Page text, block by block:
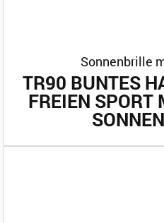
Sonnenbrille
TR90 BUNTES
FREIEN SPORT